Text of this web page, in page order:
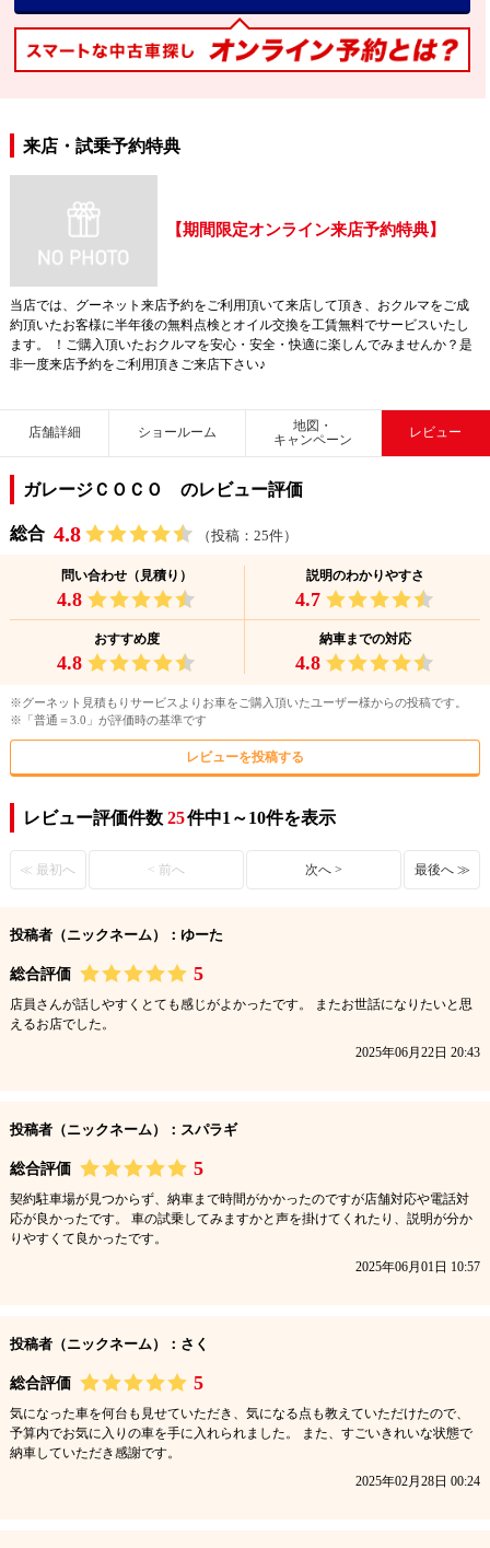
来店・試乗予約特典
【期間限定オンライン来店予約特典】
当店では、グーネット来店予約をご利用頂いて来店して頂き、おクルマをご成
約頂いたお客様に半年後の無料点検とオイル交換を工賃無料でサービスいたし
ます。 ！ご購入頂いたおクルマを安心・安全・快適に楽しんでみませんか？是
非一度来店予約をご利用頂きご来店下さい♪
店舗詳細 ショールーム
地図・
キャンペーン
レビュー
ガレージＣＯＣＯ のレビュー評価
総合 4.8 （投稿：25件）
問い合わせ（見積り）
4.8
説明のわかりやすさ
4.7
おすすめ度
4.8
納車までの対応
4.8
※グーネット見積もりサービスよりお車をご購入頂いたユーザー様からの投稿です。
※「普通＝3.0」が評価時の基準です
レビューを投稿する
レビュー評価件数 25件中1～10件を表示
≪ 最初へ < 前へ 次へ > 最後へ ≫
投稿者（ニックネーム）：ゆーた
総合評価 5
店員さんが話しやすくとても感じがよかったです。 またお世話になりたいと思
えるお店でした。
2025年06月22日 20:43
投稿者（ニックネーム）：スパラギ
総合評価 5
契約駐車場が見つからず、納車まで時間がかかったのですが店舗対応や電話対
応が良かったです。 車の試乗してみますかと声を掛けてくれたり、説明が分か
りやすくて良かったです。
2025年06月01日 10:57
投稿者（ニックネーム）：さく
総合評価 5
気になった車を何台も見せていただき、気になる点も教えていただけたので、
予算内でお気に入りの車を手に入れられました。 また、すごいきれいな状態で
納車していただき感謝です。
2025年02月28日 00:24